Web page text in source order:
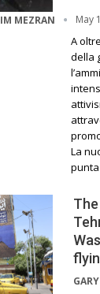
MEZRAN May
A
della
La